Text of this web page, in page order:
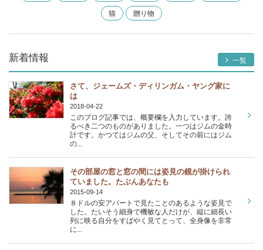
猫 贈り物
新着情報 一覧
さて、ジェームズ・ディリンガム・ヤング家に
は
2018-04-22
このブログ記事では、概要欄を入力しています。誇
るべき二つのものがありました。一つはジムの金時
計です。かつてはジムの父、そしてその前にはジム
の...
その部屋の窓と窓の間には姿見の鏡が掛けられ
ていました。たぶんあなたも
2015-09-14
８ドルの安アパートで見たことのあるような姿見で
した。たいそう細身で機敏な人だけが、縦に細長い
列に映る自分をすばやく見てとって、全身像を非常
に...